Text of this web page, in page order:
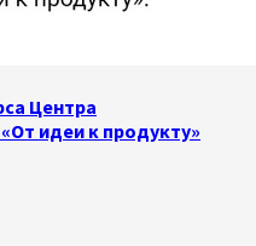
Центра
идеи к продукту»